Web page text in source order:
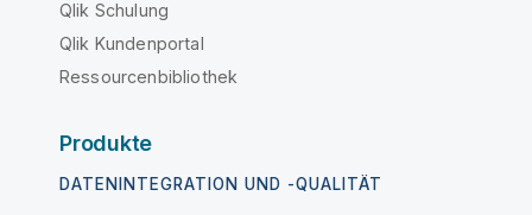
Qlik Schulung
Qlik Kundenportal
Ressourcenbibliothek
Produkte
DATENINTEGRATION UND -QUALITÄT